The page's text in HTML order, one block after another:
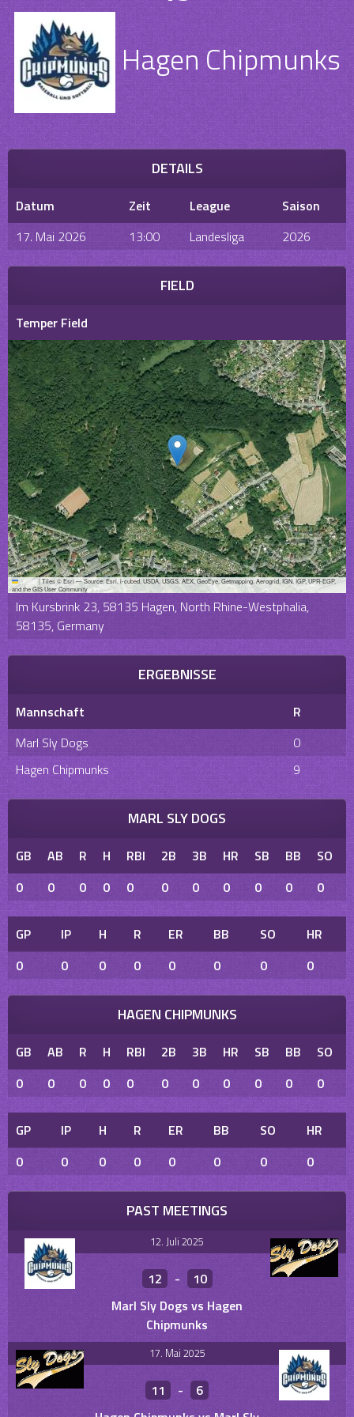
Hagen Chipmunks
DETAILS
Datum Zeit League
Saison
17. Mai 2026
13:00 Landesliga 2026
FIELD
Temper Field
Leaflet |Tiles © Esri — Source: Esri, i-cubed, USDA, USGS, AEX, GeoEye, Getmapping, Aerogrid, IGN, IGP, UPR-EGP,
and the GIS User Community
Im Kursbrink 23, 58135 Hagen, North Rhine-Westphalia,
58135, Germany
ERGEBNISSE
Mannschaft
R
Marl Sly Dogs
0
Hagen Chipmunks
9
MARL SLY DOGS
GB AB R H RBI 2B 3B HR SB BB SO
0
0 0 0 0 0 0 0 0 0 0
GP IP H R ER BB SO
HR
0
0 0 0 0 0 0 0
HAGEN CHIPMUNKS
GB AB R H RBI 2B 3B HR SB BB SO
0
0 0 0 0 0 0 0 0 0 0
GP IP H R ER BB SO
HR
0
0 0 0 0 0 0 0
PAST MEETINGS
12. Juli 2025
12 -
10
Marl Sly Dogs vs Hagen
Chipmunks
17. Mai 2025
11 -
6